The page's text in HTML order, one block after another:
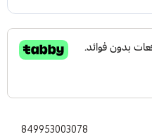
849953003078